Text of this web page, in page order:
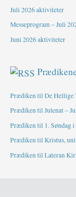
Juli 2026 aktiviteter
Messeprogram – Juli
Juni 2026 aktiviteter
Prædiken til De Hellige
Prædiken til Julenat –
Prædiken til 1. Søndag
Prædiken til Kristus,
Prædiken til Lateran